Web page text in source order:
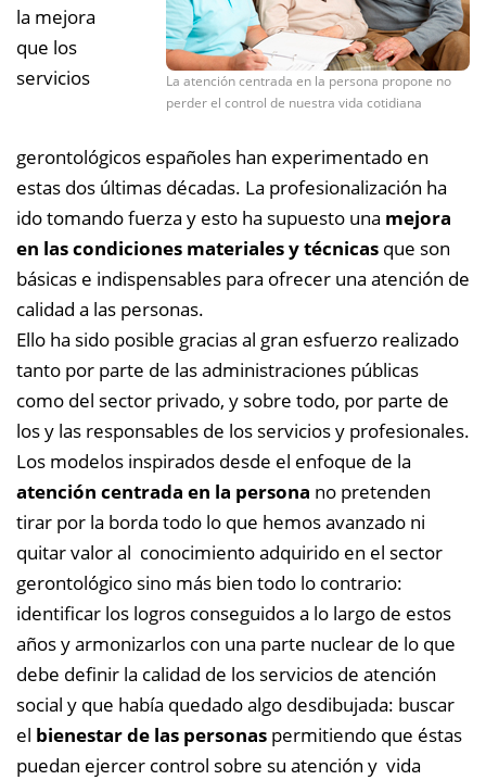
La atención centrada en la persona propone no
perder el control de nuestra vida cotidiana
la mejora
que los
servicios
gerontológicos españoles han experimentado en
estas dos últimas décadas. La profesionalización ha
ido tomando fuerza y esto ha supuesto una mejora
en las condiciones materiales y técnicas que son
básicas e indispensables para ofrecer una atención de
calidad a las personas.
Ello ha sido posible gracias al gran esfuerzo realizado
tanto por parte de las administraciones públicas
como del sector privado, y sobre todo, por parte de
los y las responsables de los servicios y profesionales.
Los modelos inspirados desde el enfoque de la
atención centrada en la persona no pretenden
tirar por la borda todo lo que hemos avanzado ni
quitar valor al conocimiento adquirido en el sector
gerontológico sino más bien todo lo contrario:
identificar los logros conseguidos a lo largo de estos
años y armonizarlos con una parte nuclear de lo que
debe definir la calidad de los servicios de atención
social y que había quedado algo desdibujada: buscar
el bienestar de las personas permitiendo que éstas
puedan ejercer control sobre su atención y vida